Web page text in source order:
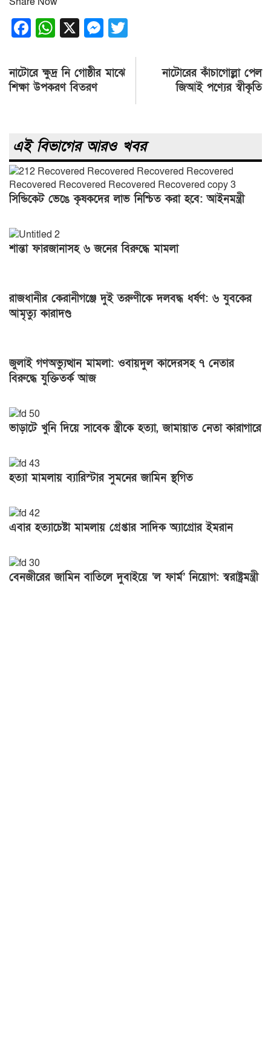
Facebook
WhatsApp
X Messenger
Post
navigation
নাটোরে ক্ষুদ্র নি গোষ্ঠীর মাঝে
শিক্ষা উপকরণ বিতরণ
নাটোরের কাঁচাগোল্লা পেল
জিআই পণ্যের স্বীকৃতি
এই বিভাগের আরও খবর
সিন্ডিকেট ভেঙে কৃষকদের লাভ নিশ্চিত করা হবে: আইনমন্ত্রী
শান্তা ফারজানাসহ ৬ জনের বিরুদ্ধে মামলা
রাজধানীর কেরানীগঞ্জে দুই তরুণীকে দলবদ্ধ ধর্ষণ: ৬ যুবকের
আমৃত্যু কারাদণ্ড
জুলাই গণঅভ্যুত্থান মামলা: ওবায়দুল কাদেরসহ ৭ নেতার
বিরুদ্ধে যুক্তিতর্ক আজ
ভাড়াটে খুনি দিয়ে সাবেক স্ত্রীকে হত্যা, জামায়াত নেতা কারাগারে
হত্যা মামলায় ব্যারিস্টার সুমনের জামিন স্থগিত
এবার হত্যাচেষ্টা মামলায় গ্রেপ্তার সাদিক অ্যাগ্রোর ইমরান
বেনজীরের জামিন বাতিলে দুবাইয়ে ‘ল ফার্ম’ নিয়োগ: স্বরাষ্ট্রমন্ত্রী